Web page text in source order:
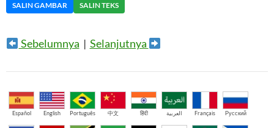
SALIN GAMBAR SALIN TEKS
Sebelumnya | Selanjutnya
Español English Português 中文 हिंदी العربية Français Русский